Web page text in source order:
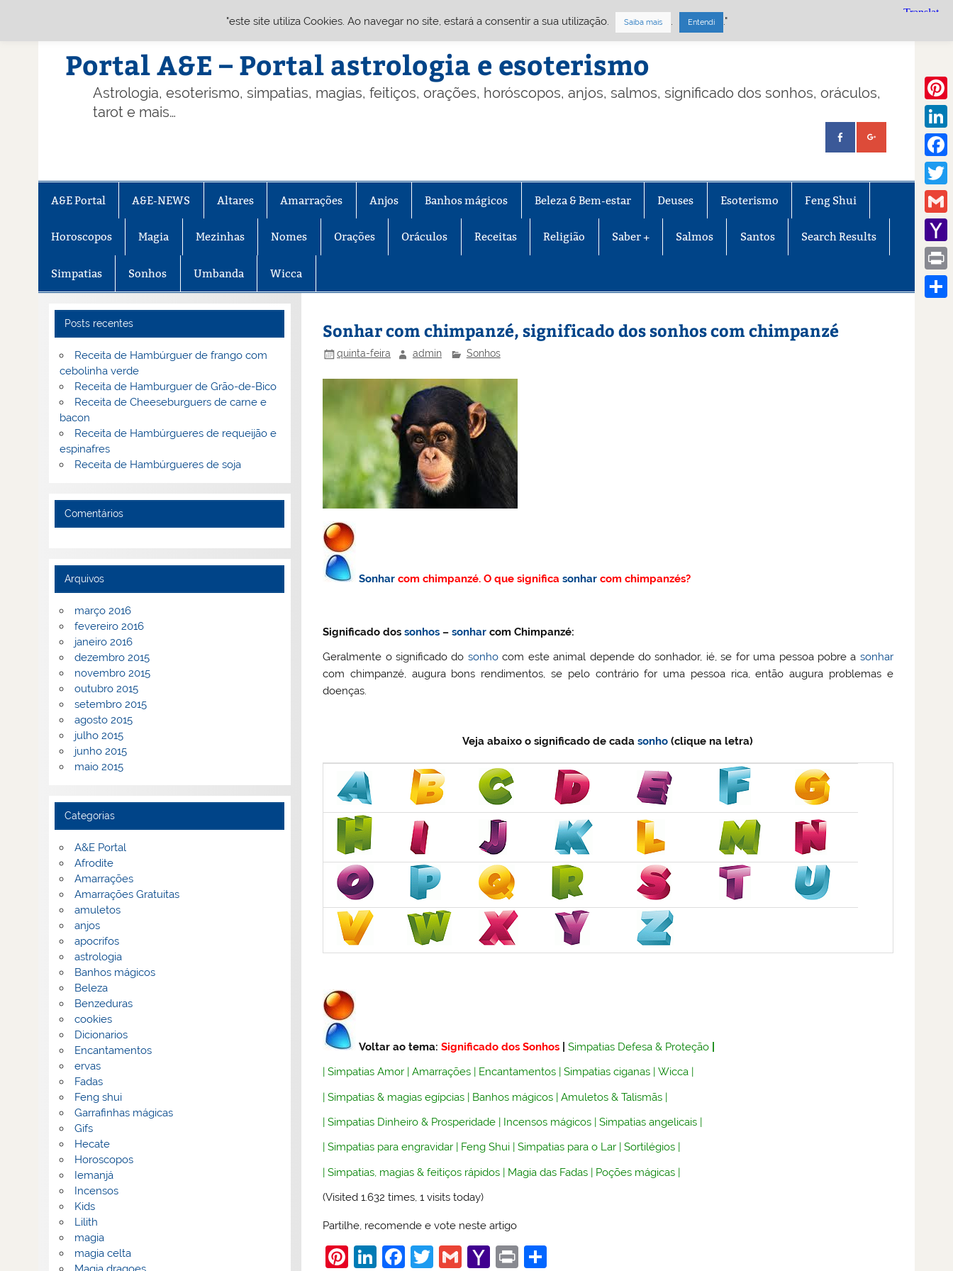
Portal A&E – Portal astrologia e esoterismo
Astrologia, esoterismo, simpatias, magias, feitiços, orações, horóscopos, anjos, salmos, significado dos sonhos, oráculos,
tarot e mais…
A&E Portal A&E-NEWS Altares Amarrações Anjos Banhos mágicos Beleza & Bem-estar Deuses Esoterismo Feng Shui
Horoscopos Magia Mezinhas Nomes Orações Oráculos Receitas Religião Saber + Salmos Santos Search Results
Simpatias Sonhos Umbanda Wicca
Sonhar com chimpanzé, significado dos sonhos com chimpanzé
quinta-feira admin Sonhos
Sonhar com chimpanzé. O que significasonhar com chimpanzés?
Significado dossonhos –sonhar com Chimpanzé:
Geralmente o significado do sonhocom este animal depende do sonhador, ié, se for uma pessoa pobre a sonhar
com chimpanzé, augura bons rendimentos, se pelo contrário for uma pessoa rica, então augura problemas e
doenças.
Veja abaixo o significado de cadasonho (clique na letra)
Voltar ao tema:Significado dos Sonhos |Simpatias Defesa & Proteção
|Simpatias Amor |Amarrações | Encantamentos |Simpatias ciganas |Wicca |
|Simpatias & magias egípcias | Banhos mágicos |Amuletos & Talismãs |
|Simpatias Dinheiro & Prosperidade | Incensos mágicos |Simpatias angelicais |
|Simpatias para engravidar Feng Shui |Simpatias para o Lar |Sortilégios
|Simpatias, magias & feitiços rápidos | Magia das Fadas | Poções mágicas |
(Visited 1.632 times, 1 visits today)
Partilhe, recomende e vote neste artigo
Pi Li F
T
G
Y
Pr
Posts recentes
Receita de Hambúrguer de frango com
cebolinha verde
Receita de Hamburguer de Grão-de-Bico
Receita de Cheeseburguers de carne e
bacon
Receita de Hambúrgueres de requeijão e
espinafres
Receita de Hambúrgueres de soja
Comentários
Arquivos
março 2016
fevereiro 2016
janeiro 2016
dezembro 2015
novembro 2015
outubro 2015
setembro 2015
agosto 2015
julho 2015
junho 2015
maio 2015
Categorias
A&E Portal
Afrodite
Amarrações
Amarrações Gratuitas
amuletos
anjos
apocrifos
astrologia
Banhos mágicos
Beleza
Benzeduras
cookies
Dicionarios
Encantamentos
ervas
Fadas
Feng shui
Garrafinhas mágicas
Gifs
Hecate
Horoscopos
Iemanjá
Incensos
Kids
Lilith
magia
magia celta
Gmail
Mail
Print
"este site utiliza Cookies. Ao navegar no site, estará a consentir a sua utilização. Saiba mais . Entendi ."